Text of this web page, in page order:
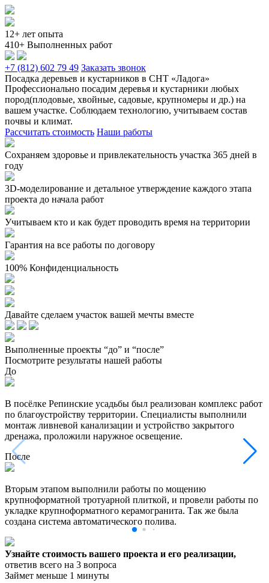
12+ лет опыта
410+ Выполненных работ
+7 (812) 602 79 49 Заказать звонок
Посадка деревьев и кустарников в СНТ «Ладога»
Профессионально посадим деревья и кустарники любых
пород(плодовые, хвойные, садовые, крупномеры и др.) на
вашем участке. Соблюдаем технологию, учитываем состав
почвы и климат.
Рассчитать стоимость Наши работы
Сохраняем здоровье и привлекательность участка 365 дней в
году
3D-моделирование и детальное утверждение каждого этапа
проекта до начала работ
Учитываем кто и как будет проводить время на территории
Гарантия на все работы по договору
100% Конфиденциальность
Давайте сделаем участок вашей мечты вместе
Выполненные проекты “до” и “после”
Посмотрите результаты нашей работы
До
В посёлке Репинские усадьбы был реализован комплекс работ
по благоустройству территории. Специалисты выполнили
монтаж ливневой канализации и устройство закрытого
дренажа, проложили наружное освещение.
После
Вторым этапом выполнили работы по мощению
крупноформатной тротуарной плиткой, и провели работы по
укладке крупноформатного керамогранита. Так же была
создана система автоматического полива.
Узнайте стоимость вашего проекта и его реализации,
ответив всего на 3 вопроса
Займет меньше 1 минуты